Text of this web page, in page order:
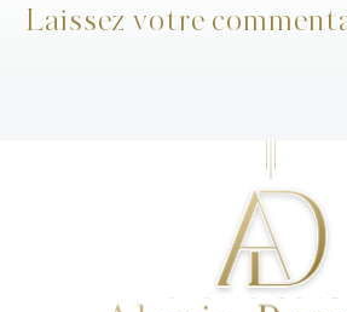
Laissez votre